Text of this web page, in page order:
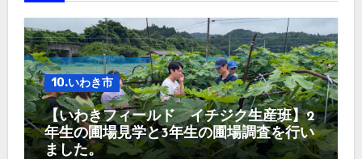
10.いわき市
【いわきフィールド イチジク生産班】2
年生の圃場見学と3年生の圃場調査を行い
ました。